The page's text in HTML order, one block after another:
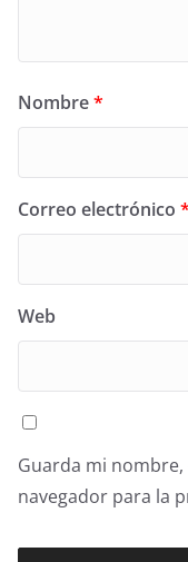
Nombre*
Correo electrónico *
Web
Guarda mi
navegador para la